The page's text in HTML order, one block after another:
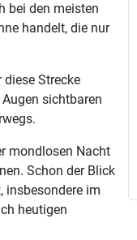
bei den meisten
handelt, die nur
Strecke
sichtbaren
mondlosen Nacht
Schon der Blick
insbesondere im
heutigen